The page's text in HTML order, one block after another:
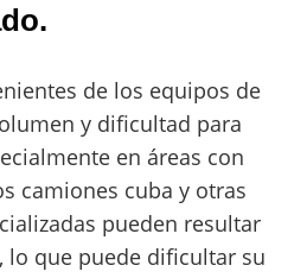
de los equipos de
y dificultad para
en áreas con
camiones cuba y otras
pueden resultar
lo que puede dificultar su